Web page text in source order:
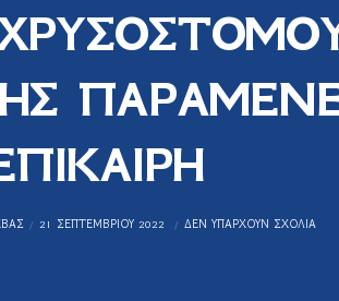
21 ΣΕΠΤΕΜΒΡΊΟΥ 2022 ΔΕΝ ΥΠΆΡΧΟΥΝ ΣΧΌΛΙΑ